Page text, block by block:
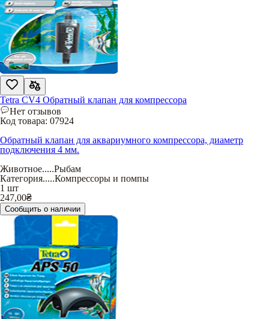
Tetra CV4 Обратный клапан для компрессора
Нет отзывов
Код товара: 07924
Обратный клапан для аквариумного компрессора, диаметр
подключения 4 мм.
Животное.....Рыбам
Категория.....Компрессоры и помпы
1 шт
247,00₴
Сообщить о наличии